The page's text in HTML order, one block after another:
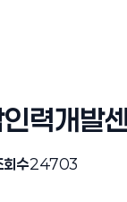
력개발
회수24703